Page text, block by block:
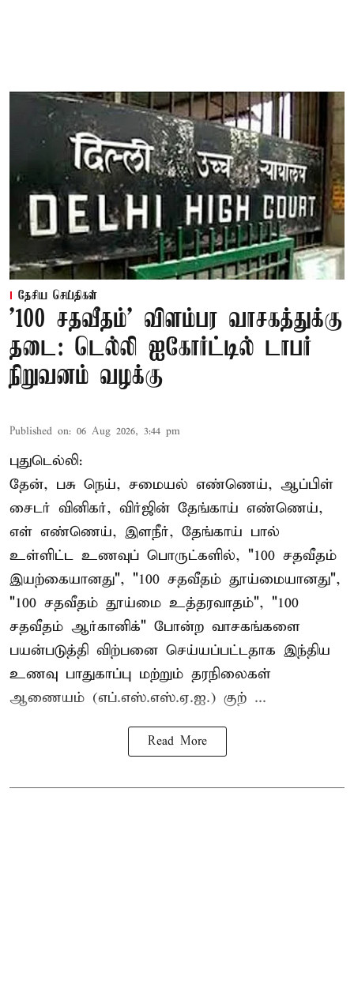
தேசிய செய்திகள்
'100 சதவீதம்' விளம்பர வாசகத்துக்கு
தடை: டெல்லி ஐகோர்ட்டில் டாபர்
நிறுவனம் வழக்கு
Published on: 06 Aug 2026, 3:44 pm
புதுடெல்லி:
தேன், பசு நெய், சமையல் எண்ணெய், ஆப்பிள்
சைடர் வினிகர், விர்ஜின் தேங்காய் எண்ணெய்,
எள் எண்ணெய், இளநீர், தேங்காய் பால்
உள்ளிட்ட உணவுப் பொருட்களில், "100 சதவீதம்
இயற்கையானது", "100 சதவீதம் தூய்மையானது",
"100 சதவீதம் தூய்மை உத்தரவாதம்", "100
சதவீதம் ஆர்கானிக்" போன்ற வாசகங்களை
பயன்படுத்தி விற்பனை செய்யப்பட்டதாக இந்திய
உணவு பாதுகாப்பு மற்றும் தரநிலைகள்
ஆணையம் (எப்.எஸ்.எஸ்.ஏ.ஐ.) குற் ...
Read More